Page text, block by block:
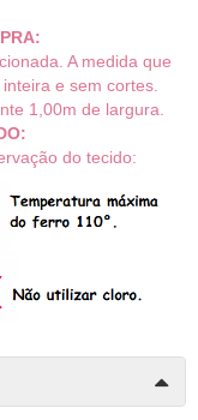
A medida que
e sem cortes.
1,00m de largura.
do tecido: